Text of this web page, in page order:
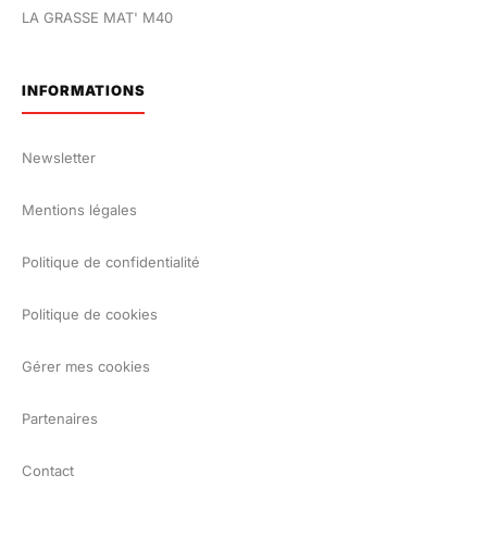
LA GRASSE MAT' M40
INFORMATIONS
Newsletter
Mentions légales
Politique de confidentialité
Politique de cookies
Gérer mes cookies
Partenaires
Contact